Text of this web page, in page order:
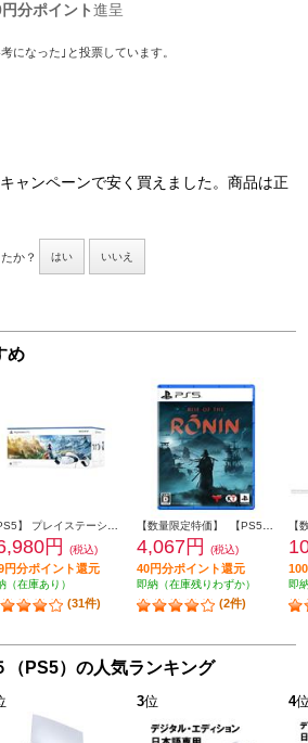
分ポイント進呈
になった｣と投票しています。
ャンペーンで安く買えました。商品は正
か？ はい いいえ
め
円 (税込)
円分ポイント還元
（在庫あり）
(31件)
4,067円 (税込)
40円分ポイント還元
即納（在庫残りわずか）
(2件)
即
（PS5）の人気ランキング
3位 4